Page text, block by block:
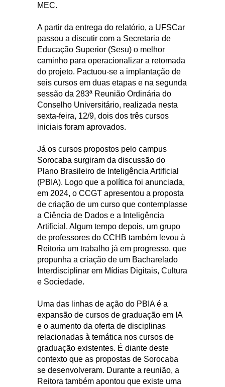
MEC.
A partir da entrega do relatório, a UFSCar
passou a discutir com a Secretaria de
Educação Superior (Sesu) o melhor
caminho para operacionalizar a retomada
do projeto. Pactuou-se a implantação de
seis cursos em duas etapas e na segunda
sessão da 283ª Reunião Ordinária do
Conselho Universitário, realizada nesta
sexta-feira, 12/9, dois dos três cursos
iniciais foram aprovados.
Já os cursos propostos pelo campus
Sorocaba surgiram da discussão do
Plano Brasileiro de Inteligência Artificial
(PBIA). Logo que a política foi anunciada,
em 2024, o CCGT apresentou a proposta
de criação de um curso que contemplasse
a Ciência de Dados e a Inteligência
Artificial. Algum tempo depois, um grupo
de professores do CCHB também levou à
Reitoria um trabalho já em progresso, que
propunha a criação de um Bacharelado
Interdisciplinar em Mídias Digitais, Cultura
e Sociedade.
Uma das linhas de ação do PBIA é a
expansão de cursos de graduação em IA
e o aumento da oferta de disciplinas
relacionadas à temática nos cursos de
graduação existentes. É diante deste
contexto que as propostas de Sorocaba
se desenvolveram. Durante a reunião, a
Reitora também apontou que existe uma